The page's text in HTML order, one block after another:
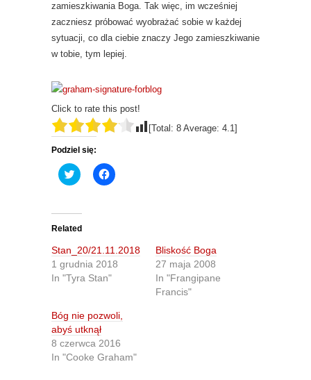
zamieszkiwania Boga. Tak więc, im wcześniej
zaczniesz próbować wyobrażać sobie w każdej
sytuacji, co dla ciebie znaczy Jego zamieszkiwanie
w tobie, tym lepiej.
Click to rate this post!
[Total: 8 Average: 4.1]
Podziel się:
C
l
t
o
s
h
a
r
e
o
i
t
t
e
r
(
C
l
h
a
r
e
o
c
e
o
o
k
Related
Stan_20/21.11.2018
1 grudnia 2018
In "Tyra Stan"
Bliskość Boga
27 maja 2008
In "Frangipane
Francis"
Bóg nie pozwoli,
abyś utknął
8 czerwca 2016
In "Cooke Graham"